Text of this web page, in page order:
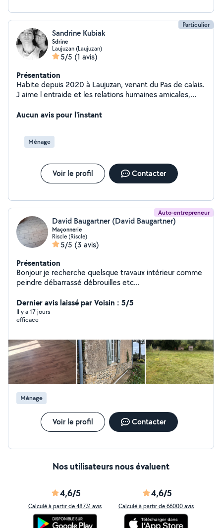
Particulier
Sandrine Kubiak
Sdrine
Laujuzan (Laujuzan)
5/5 (1 avis)
Présentation
Habite depuis 2020 à Laujuzan, venant du Pas de calais.
J aime l entraide et les relations humaines amicales,
Aucun avis pour l'instant
Ménage
Voir le profil Contacter
Auto-entrepreneur
David Baugartner (David Baugartner)
Maçonnerie
Riscle (Riscle)
5/5 (3 avis)
Présentation
Bonjour je recherche quelsque travaux intérieur comme
peindre débarrassé débrouilles etc...
Dernier avis laissé par Voisin : 5/5
Il y a 17 jours
efficace
Ménage
Voir le profil Contacter
Nos utilisateurs nous évaluent
4,6/5
Calculé à partir de 48731 avis
4,6/5
Calculé à partir de 66000 avis